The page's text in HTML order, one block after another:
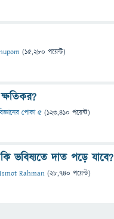
(15,280 পয়েন্ট)
পোকা ৫ (123,410 পয়েন্ট)
ভবিষ্যতে দাত পড়ে যাবে?
Ismot Rahman (28,740 পয়েন্ট)